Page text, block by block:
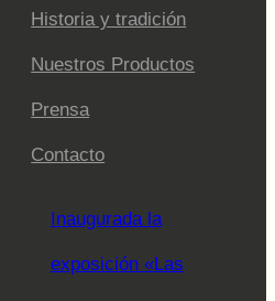
Historia y tradición
Nuestros Productos
Prensa
Contacto
Inaugurada la
exposición «Las